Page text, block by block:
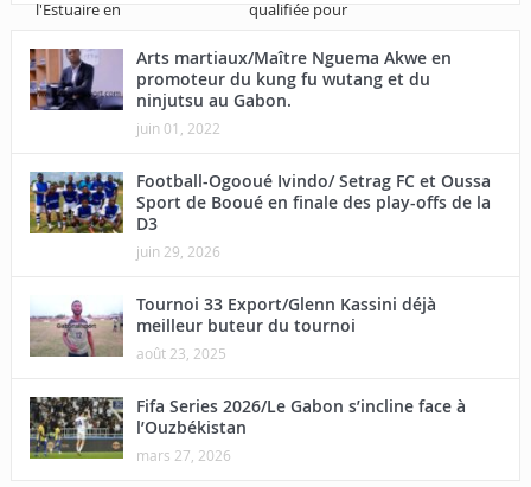
Arts martiaux/Maître Nguema Akwe en
promoteur du kung fu wutang et du
ninjutsu au Gabon.
juin 01, 2022
Football-Ogooué Ivindo/ Setrag FC et Oussa
Sport de Booué en finale des play-offs de la
D3
juin 29, 2026
Tournoi 33 Export/Glenn Kassini déjà
meilleur buteur du tournoi
août 23, 2025
Fifa Series 2026/Le Gabon s’incline face à
l’Ouzbékistan
mars 27, 2026